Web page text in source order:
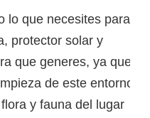
lo que necesites para
protector solar y
que generes, ya que
de este entorno
y fauna del lugar